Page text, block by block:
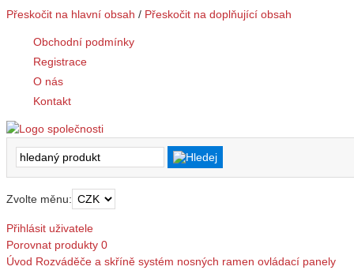
Přeskočit na hlavní obsah / Přeskočit na doplňující obsah
Obchodní podmínky
Registrace
O nás
Kontakt
Zvolte měnu:
Přihlásit uživatele
Porovnat produkty 0
Úvod Rozváděče a skříně systém nosných ramen ovládací panely